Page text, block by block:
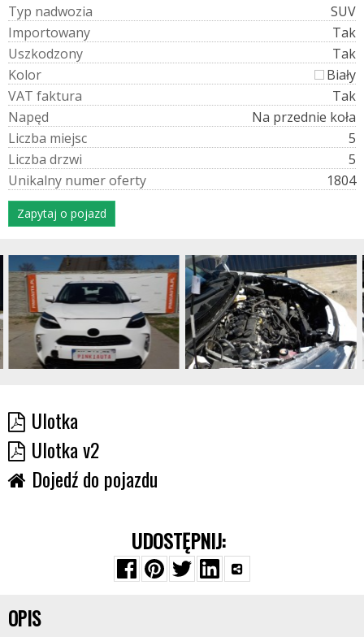
Typ nadwozia
SUV
Importowany
Tak
Uszkodzony
Tak
Kolor
Biały
VAT faktura
Tak
Napęd
Na przednie koła
Liczba miejsc
5
Liczba drzwi
5
Unikalny numeroferty 1804
Zapytaj o pojazd
Ulotka
Ulotka v2
Dojedź do pojazdu
UDOSTĘPNIJ:
OPIS